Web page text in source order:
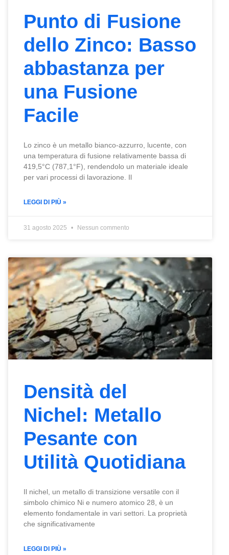
Punto di Fusione
dello Zinco: Basso
abbastanza per
una Fusione
Facile
Lo zinco è un metallo bianco-azzurro, lucente, con
una temperatura di fusione relativamente bassa di
419,5°C (787,1°F), rendendolo un materiale ideale
per vari processi di lavorazione. Il
LEGGI DI PIÙ »
31 agosto 2025 Nessun commento
Densità del
Nichel: Metallo
Pesante con
Utilità Quotidiana
Il nichel, un metallo di transizione versatile con il
simbolo chimico Ni e numero atomico 28, è un
elemento fondamentale in vari settori. La proprietà
che significativamente
LEGGI DI PIÙ »